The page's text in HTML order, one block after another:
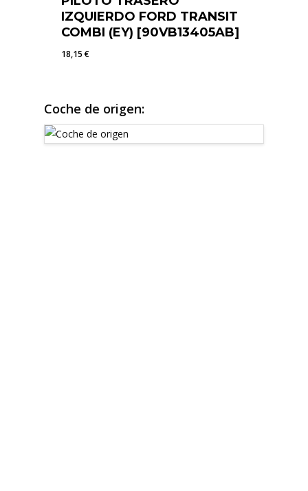
IZQUIERDO FORD TRANSIT
COMBI (EY) [90VB13405AB]
18,15€
Coche de origen: